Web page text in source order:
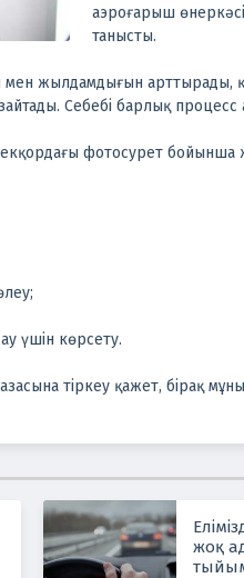
аэроғарыш
танысты.
жылдамдығын арттырады,
Себебі барлық процесс
фотосурет бойынша
үшін көрсету.
тіркеу қажет, бірақ мұны
жоқ